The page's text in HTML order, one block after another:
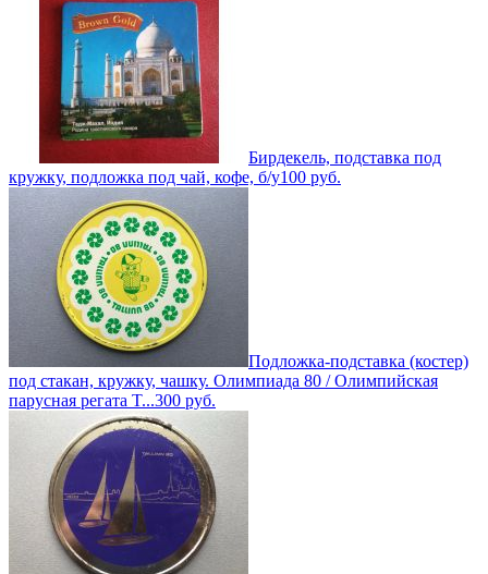
Бирдекель, подставка под
кружку, подложка под чай, кофе, б/у100 руб.
Подложка-подставка (костер)
под стакан, кружку, чашку. Олимпиада 80 / Олимпийская
парусная регата T...300 руб.